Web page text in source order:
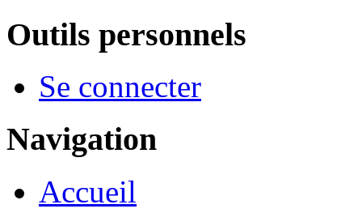
Outils personnels
Se connecter
Navigation
Accueil